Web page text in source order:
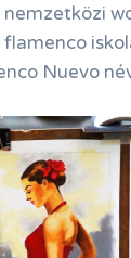
nemzetközi
Nuevo